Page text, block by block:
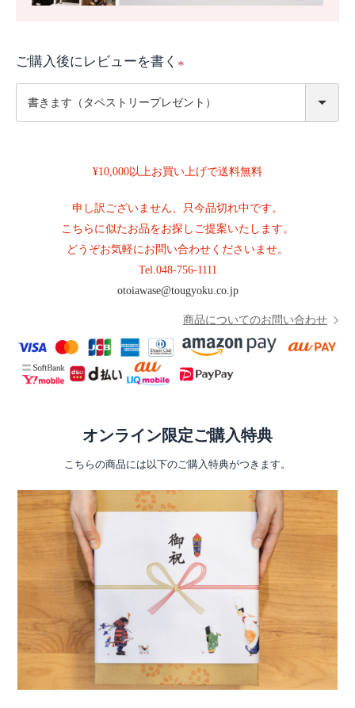
ご購入後にレビューを書く
¥10,000以上お買い上げで送料無料
申し訳ございません、只今品切れ中です。
こちらに似たお品をお探しご提案いたします。
どうぞお気軽にお問い合わせくださいませ。
Tel.048-756-1111
otoiawase@tougyoku.co.jp
商品についてのお問い合わせ
オンライン限定ご購入特典
こちらの商品には以下のご購入特典がつきます。